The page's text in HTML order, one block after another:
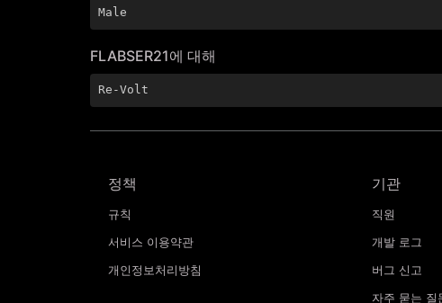
Male
FLABSER21에 대해
Re-Volt
정책
규칙
서비스 이용약관
개인정보처리방침
기관
직원
개발 로그
버그 신고
자주 묻는 질